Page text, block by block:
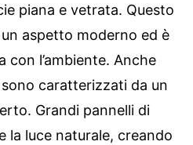
piana e vetrata. Questo
aspetto moderno ed è
l’ambiente. Anche
caratterizzati da un
Grandi pannelli di
la luce naturale, creando